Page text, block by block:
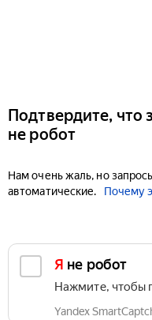
Подтвердите, что
не робот
Нам очень жаль, но
автоматические.
Почему
Я не робот
Нажмите, чтобы
Yandex